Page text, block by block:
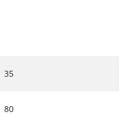
35
80